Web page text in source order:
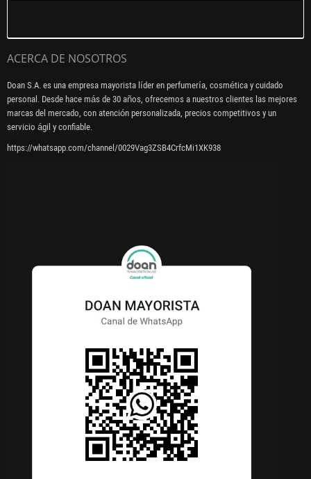
ACERCA DE NOSOTROS
Doan S.A. es una empresa mayorista líder en perfumería, cosmética y cuidado
personal. Desde hace más de 30 años, ofrecemos a nuestros clientes las mejores
marcas del mercado, con atención personalizada, precios competitivos y un
servicio ágil y confiable.
https://whatsapp.com/channel/0029Vag3ZSB4CrfcMi1XK938